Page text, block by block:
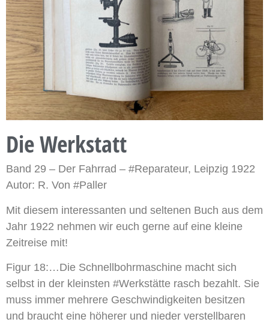
Die Werkstatt
Band 29 – Der Fahrrad – #Reparateur, Leipzig 1922
Autor: R. Von #Paller
Mit diesem interessanten und seltenen Buch aus dem
Jahr 1922 nehmen wir euch gerne auf eine kleine
Zeitreise mit!
Figur 18:…Die Schnellbohrmaschine macht sich
selbst in der kleinsten #Werkstätte rasch bezahlt. Sie
muss immer mehrere Geschwindigkeiten besitzen
und braucht eine höherer und nieder verstellbaren